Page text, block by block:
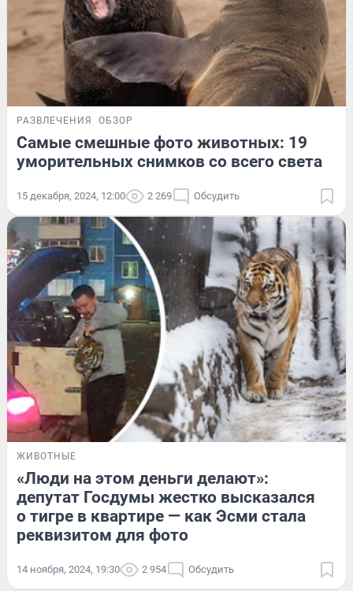
РАЗВЛЕЧЕНИЯ ОБЗОР
Самые смешные фото животных: 19
уморительных снимков со всего света
15 декабря, 2024, 12:00 2 269 Обсудить
ЖИВОТНЫЕ
«Люди на этом деньги делают»:
депутат Госдумы жестко высказался
о тигре в квартире — как Эсми стала
реквизитом для фото
14 ноября, 2024, 19:30 2 954 Обсудить